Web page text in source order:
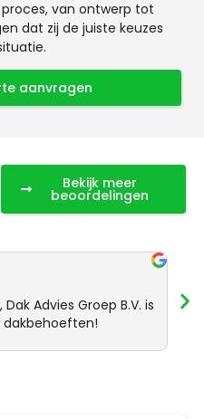
van ontwerp tot
dat zij de juiste keuzes
aanvragen
Bekijk meer
beoordelingen
Advies Groep B.V. is
dakbehoeften!